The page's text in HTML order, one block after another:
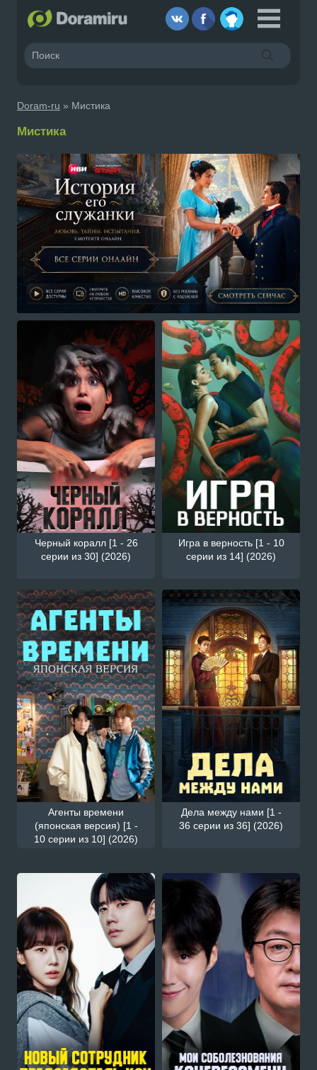
Doram-ru » Мистика
Мистика
Черный коралл [1 - 26
серии из 30] (2026)
Игра в верность [1 - 10
серии из 14] (2026)
Агенты времени
(японская версия) [1 -
10 серии из 10] (2026)
Дела между нами [1 -
36 серии из 36] (2026)